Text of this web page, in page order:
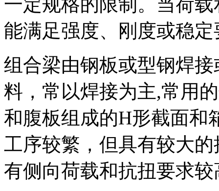
一定规格的限制。当荷
能满足强度、刚度或稳
组合梁由钢板或型钢焊
料，常以焊接为主,常用
和腹板组成的H形截面和
工序较繁，但具有较大
有侧向荷载和抗扭要求